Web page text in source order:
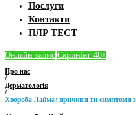
Послуги
Контакти
ПЛР ТЕСТ
Онлайн запис Скринінг 40+
Про нас
/
Дерматологія
/
Хвороба Лайма: причини ти симптоми